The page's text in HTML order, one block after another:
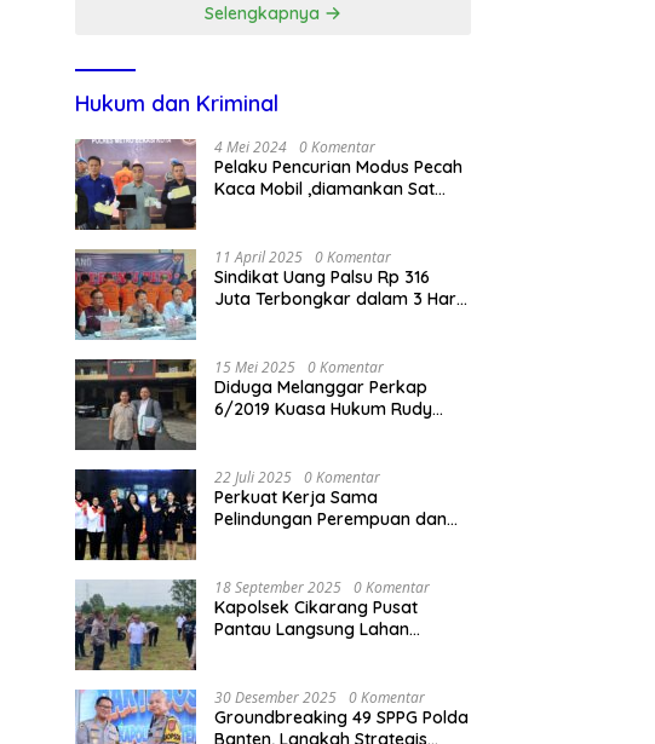
Selengkapnya
Hukum dan Kriminal
4 Mei 2024 0 Komentar
Pelaku Pencurian Modus Pecah
Kaca Mobil ,diamankan Sat
11 April 2025 0 Komentar
Sindikat Uang Palsu Rp 316
Juta Terbongkar dalam 3 Hari,
15 Mei 2025 0 Komentar
Diduga Melanggar Perkap
6/2019 Kuasa Hukum Rudy
22 Juli 2025 0 Komentar
Perkuat Kerja Sama
Pelindungan Perempuan dan
nasional Korea Selatan
18 September 2025 0 Komentar
Kapolsek Cikarang Pusat
Pantau Langsung Lahan
30 Desember 2025 0 Komentar
Groundbreaking 49 SPPG Polda
Banten, Langkah Strategis